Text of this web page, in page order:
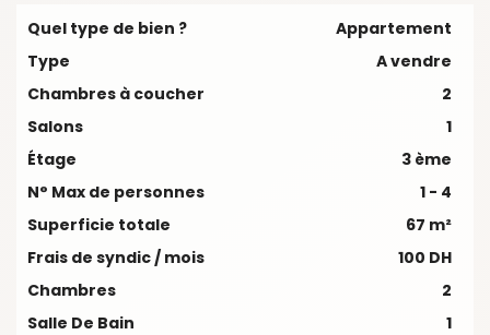
Quel type de bien ?
Appartement
Type
A vendre
Chambres à coucher
2
Salons
1
Étage
3 ème
N° Max de personnes
1 - 4
Superficie totale
67 m²
Frais de syndic / mois
100 DH
Chambres
2
Salle De Bain
1